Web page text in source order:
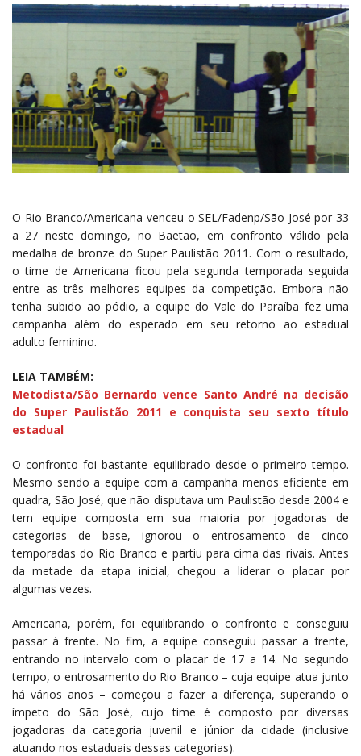
O Rio Branco/Americana venceu o SEL/Fadenp/São José por 33
a 27 neste domingo, no Baetão, em confronto válido pela
medalha de bronze do Super Paulistão 2011. Com o resultado,
o time de Americana ficou pela segunda temporada seguida
entre as três melhores equipes da competição. Embora não
tenha subido ao pódio, a equipe do Vale do Paraíba fez uma
campanha além do esperado em seu retorno ao estadual
adulto feminino.
LEIA TAMBÉM:
Metodista/São Bernardo vence Santo André na decisão
do Super Paulistão 2011 e conquista seu sexto título
estadual
O confronto foi bastante equilibrado desde o primeiro tempo.
Mesmo sendo a equipe com a campanha menos eficiente em
quadra, São José, que não disputava um Paulistão desde 2004 e
tem equipe composta em sua maioria por jogadoras de
categorias de base, ignorou o entrosamento de cinco
temporadas do Rio Branco e partiu para cima das rivais. Antes
da metade da etapa inicial, chegou a liderar o placar por
algumas vezes.
Americana, porém, foi equilibrando o confronto e conseguiu
passar à frente. No fim, a equipe conseguiu passar a frente,
entrando no intervalo com o placar de 17 a 14. No segundo
tempo, o entrosamento do Rio Branco – cuja equipe atua junto
há vários anos – começou a fazer a diferença, superando o
ímpeto do São José, cujo time é composto por diversas
jogadoras da categoria juvenil e júnior da cidade (inclusive
atuando nos estaduais dessas categorias).